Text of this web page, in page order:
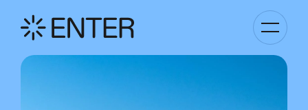
anzeigen